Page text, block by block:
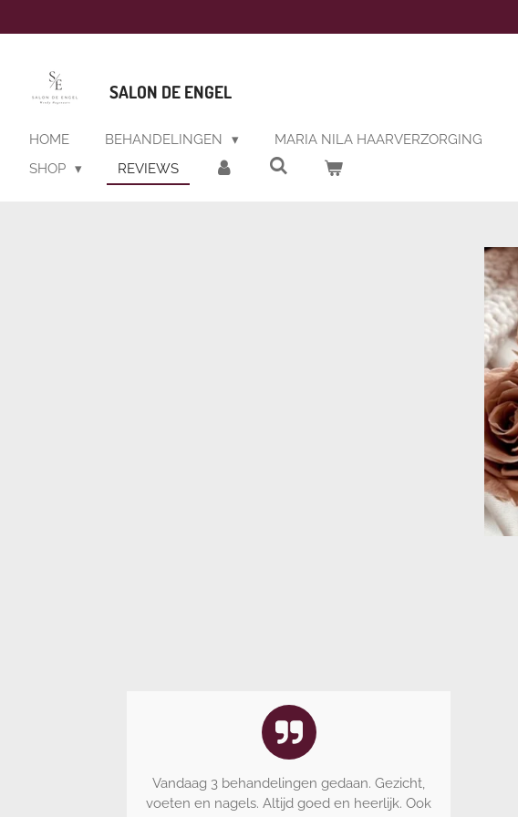
direct
hoofdinhoud
SALON DE ENGEL
HOME BEHANDELINGEN MARIA NILA HAARVERZORGING
SHOP
REVIEWS
Vandaag 3 behandelingen gedaan. Gezicht,
voeten en nagels. Altijd goed en heerlijk. Ook